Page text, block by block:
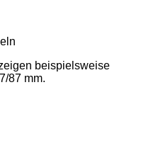
beispielsweise
87 mm.